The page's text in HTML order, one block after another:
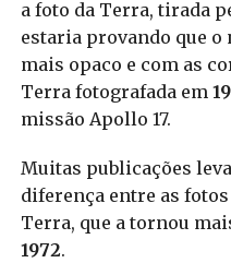
a foto da Terra, tirada
estaria provando que
mais opaco e com as
Terra fotografada em
missão Apollo 17.
Muitas publicações
diferença entre as
Terra, que a tornou
1972.